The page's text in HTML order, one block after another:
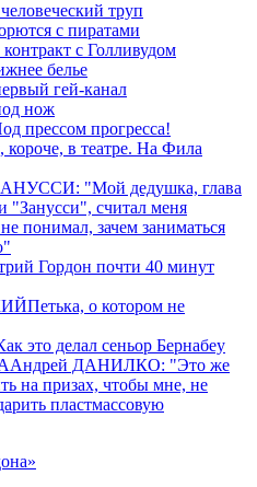
труп
с пиратами
с Голливудом
белье
гей-канал
нож
прессом прогресса!
в театре. На Фила
"Мой дедушка, глава
считал меня
понимал, зачем заниматься
Гордон почти 40 минут
Петька, о котором не
это делал сеньор Бернабеу
Андрей ДАНИЛКО: "Это же
на призах, чтобы мне, не
пластмассовую